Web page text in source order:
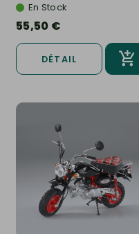
En Stock
55,50 €
DÉTAIL